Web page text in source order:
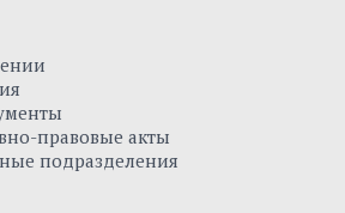
правовые акты
подразделения